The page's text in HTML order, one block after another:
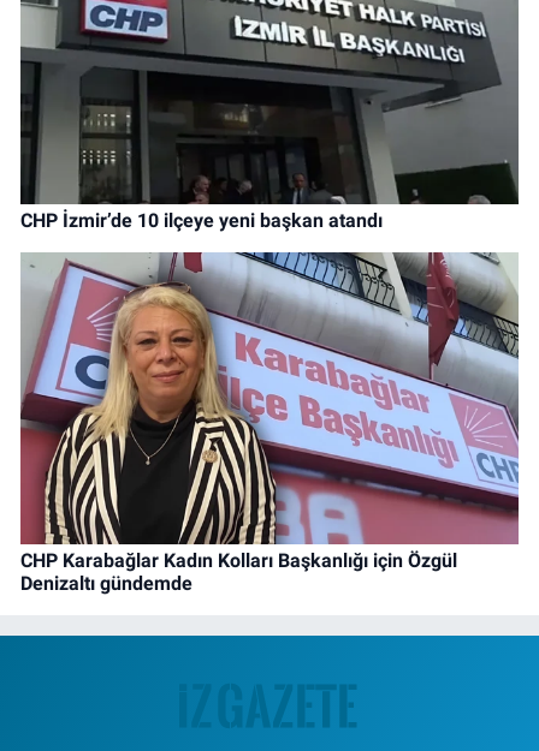
CHP İzmir’de 10 ilçeye yeni başkan atandı
CHP Karabağlar Kadın Kolları Başkanlığı için Özgül
Denizaltı gündemde